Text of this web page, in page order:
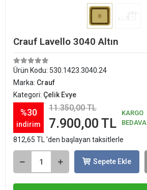
Crauf Lavello 3040 Altın
Ürün Kodu: 530.1423.3040.24
Marka: Crauf
Kategori: Çelik Evye
%30
indirim
11.350,00 TL
7.900,00 TL
KARGO
BEDAVA
812,65 TL 'den başlayan taksitlerle
Sepete Ekle